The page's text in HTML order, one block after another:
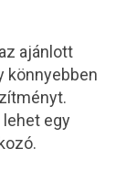
ajánlott
könnyebben
lehet egy